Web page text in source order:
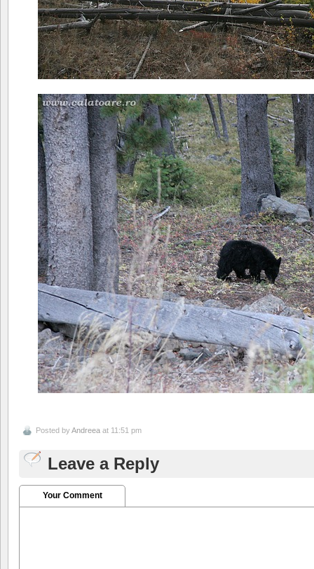
Posted byAndreea at 11:51 pm
Leave a Reply
Your Comment